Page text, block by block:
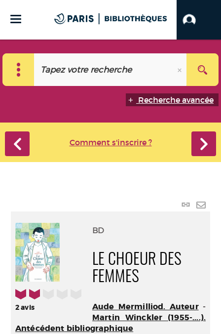
Recherche avancée
Comment s'inscrire ?
Lien
2/5
2avis
BD
LE CHOEUR DES
FEMMES
Aude Mermilliod. Auteur-
Martin Winckler (1955-....).
Antécédent bibliographique